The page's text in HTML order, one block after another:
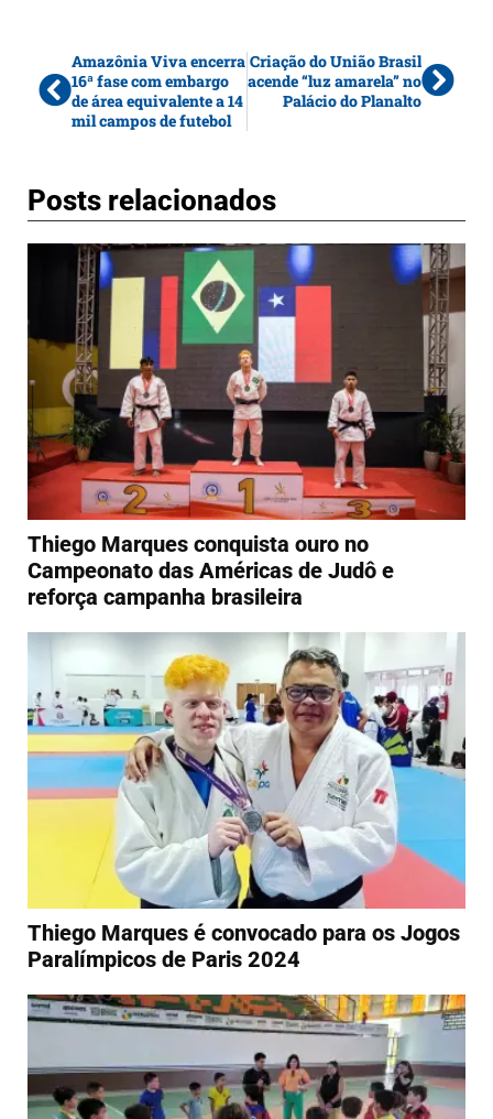
Amazônia Viva encerra
16ª fase com embargo
de área equivalente a 14
mil campos de futebol
Criação do União Brasil
acende “luz amarela” no
Palácio do Planalto
Posts relacionados
Thiego Marques conquista ouro no
Campeonato das Américas de Judô e
reforça campanha brasileira
Thiego Marques é convocado para os Jogos
Paralímpicos de Paris 2024